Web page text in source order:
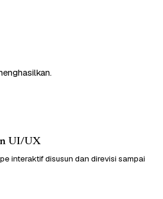
UI/UX
interaktif disusun dan direvisi sampai